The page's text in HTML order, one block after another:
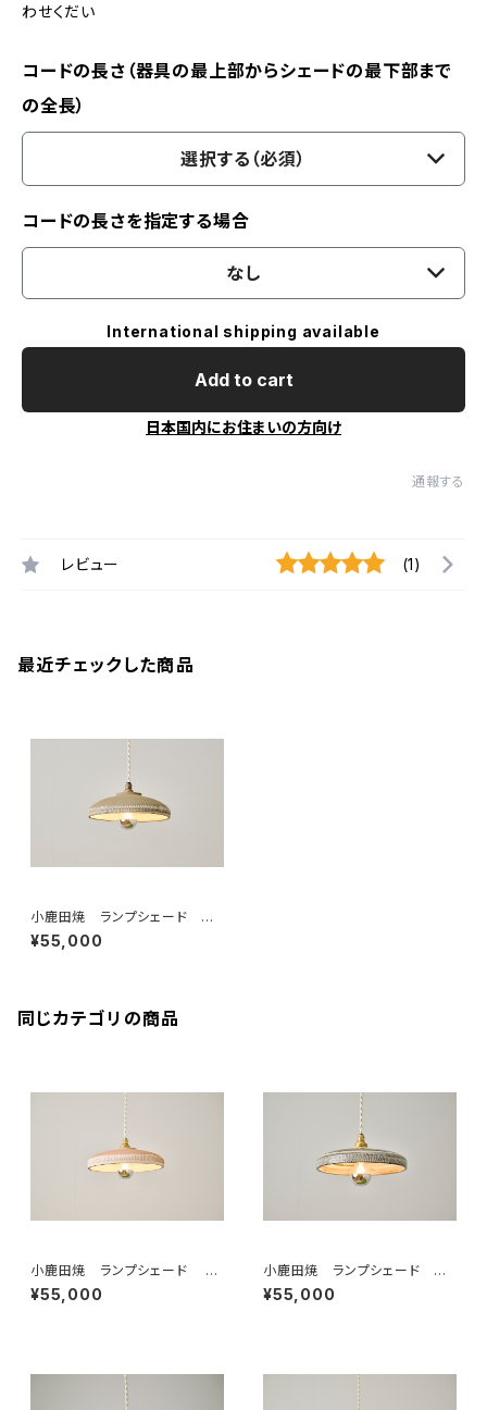
わせくだい
コードの長さ（器具の最上部からシェードの最下部まで
の全長）
選択する（必須）
コードの長さを指定する場合
なし
International shipping available
Add to cart
日本国内にお住まいの方向け
通報する
レビュー (1)
最近チェックした商品
小鹿田焼 ランプシェード 焼
き締め本焼き "トビガンナ " O
nta lampshade
¥55,000
同じカテゴリの商品
小鹿田焼 ランプシェード "ト
ビガンナ " Onta lampshade
¥55,000
小鹿田焼 ランプシェード 本
焼き
¥55,000